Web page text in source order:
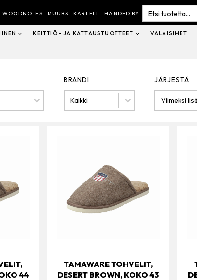
WOODNOTES MUUBS KARTELL HANDED BY
Search
for:
KEITTIÖ- JA KATTAUSTUOTTEET VALAISIMET
BRANDI
BRANDI
Brandi
JÄRJESTÄ
JÄRJESTÄ
Järjestä
44
TAMAWARE TOHVELIT,
DESERT BROWN, KOKO 43